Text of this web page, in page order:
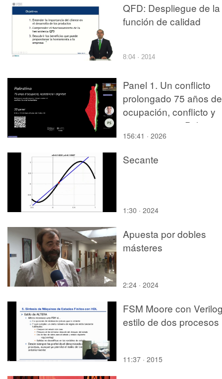
QFD: Despliegue de la
función de calidad
8:04 · 2014
Panel 1. Un conflicto
prolongado 75 años de
ocupación, conflicto y
resistencia en
156:41 · 2026
Secante
1:30 · 2024
Apuesta por dobles
másteres
2:24 · 2024
FSM Moore con
estilo de dos procesos
11:37 · 2015